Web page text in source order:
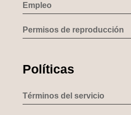
Empleo
Permisos de reproducción
Políticas
Términos del servicio